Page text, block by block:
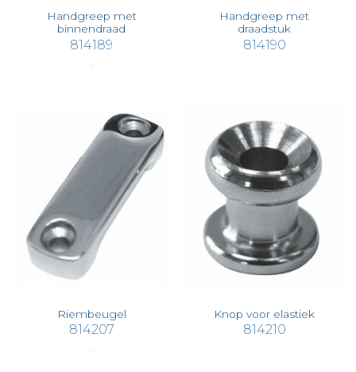
Handgreep met
binnendraad
814189
Handgreep met
draadstuk
814190
Riembeugel
814207
Knop voor elastiek
814210